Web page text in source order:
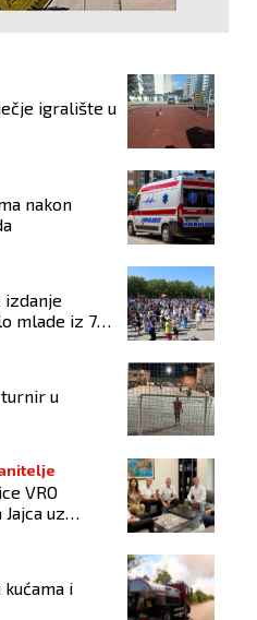
igralište u
nakon
izdanje
mlade iz 73
u
VRO
uz
i